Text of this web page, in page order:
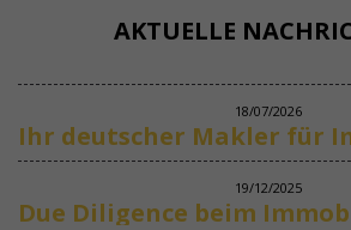
AKTUELLE
18/07/2026
19/12/2025